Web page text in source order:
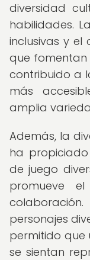
diversidad
habilidades.
inclusivas y el
que
contribuido a
más
amplia
Además, la
ha
de juego
promueve
personajes
permitido que
se sientan